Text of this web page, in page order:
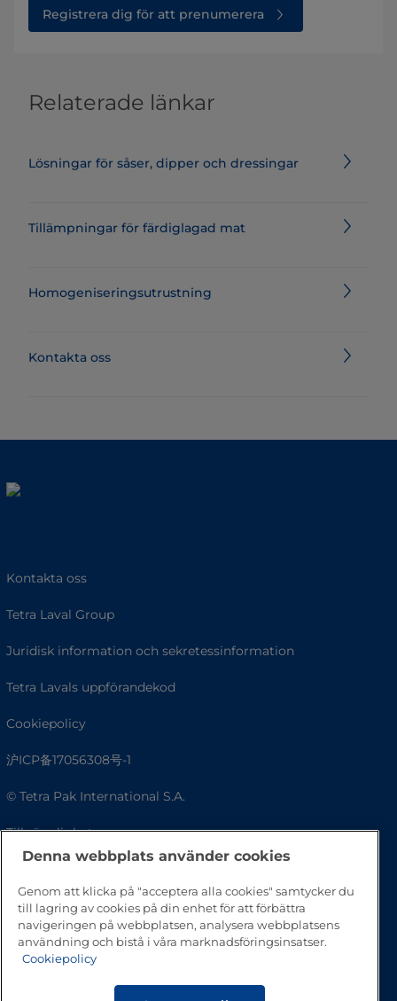
Registrera dig för att prenumerera
Relaterade länkar
Lösningar för såser, dipper och dressingar
Tillämpningar för färdiglagad mat
Homogeniseringsutrustning
Kontakta oss
Kontakta oss
Tetra Laval Group
Juridisk information och sekretessinformation
Tetra Lavals uppförandekod
Cookiepolicy
沪ICP备17056308号-1
© Tetra Pak International S.A.
Tillgänglighet
Denna webbplats använder cookies
Genom att klicka på "acceptera alla cookies" samtycker du
till lagring av cookies på din enhet för att förbättra
navigeringen på webbplatsen, analysera webbplatsens
användning och bistå i våra marknadsföringsinsatser.
Cookiepolicy